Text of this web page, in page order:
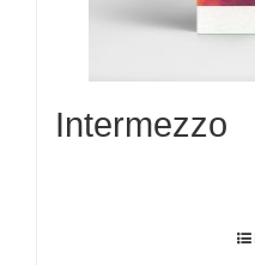
Intermezzo